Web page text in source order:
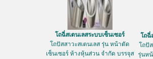
โถฉี่สเตนเลสระบบเซ็นเซอร์
โถปัสสาวะสเตนเลส รุ่น หน้าตัด
เซ็นเซอร์ ห้างหุ้นส่วน จำกัด บรรจุส
โถฉี่
โถปั
รุ่นห